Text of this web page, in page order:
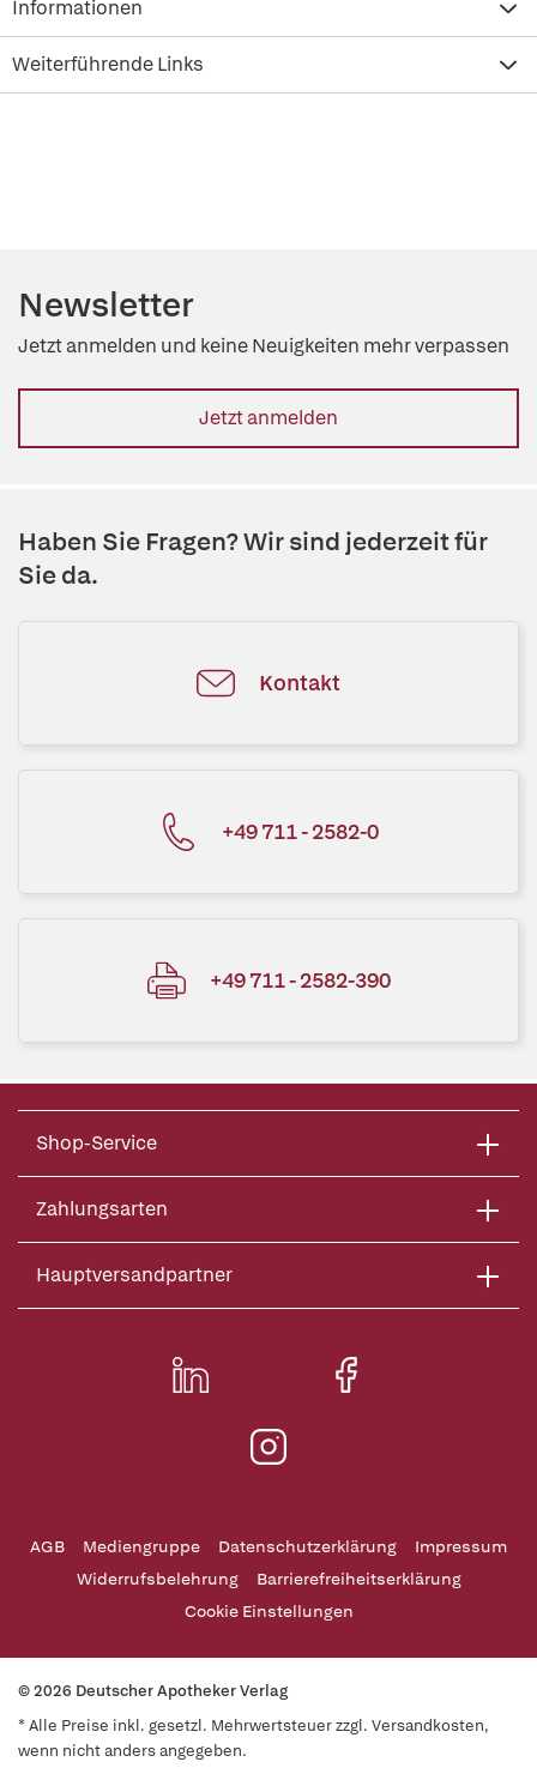
Informationen
Weiterführende Links
Newsletter
Jetzt anmelden und keine Neuigkeiten mehr verpassen
Jetzt anmelden
Haben Sie Fragen? Wir sind jederzeit für
Sie da.
Kontakt
+49 711 - 2582-0
+49 711 - 2582-390
Shop-Service
Zahlungsarten
Hauptversandpartner
AGB Mediengruppe Datenschutzerklärung
Impressum
Widerrufsbelehrung
Barrierefreiheitserklärung
Cookie Einstellungen
© 2026 Deutscher Apotheker Verlag
* Alle Preise inkl. gesetzl. Mehrwertsteuer zzgl. Versandkosten,
wenn nicht anders angegeben.